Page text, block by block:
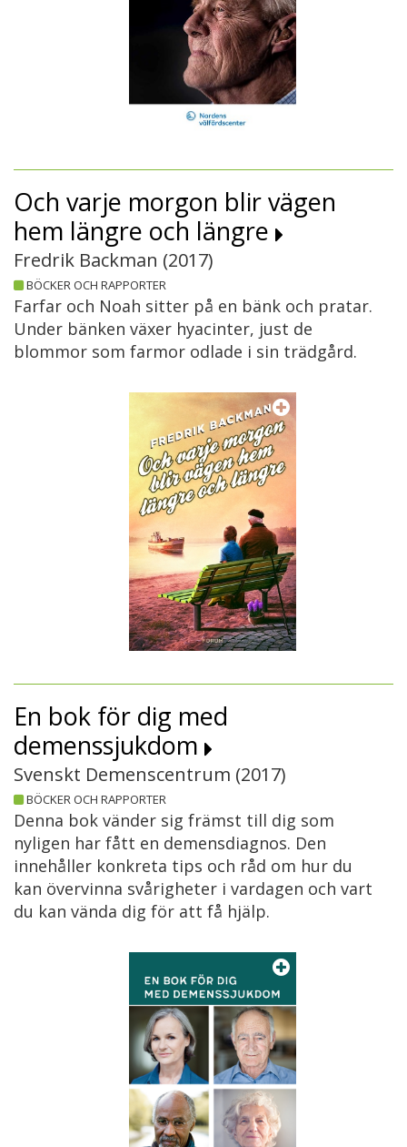
Och varje morgon blir vägen
hem längre och längre
Fredrik Backman (2017)
BÖCKER OCH RAPPORTER
Farfar och Noah sitter på en bänk och pratar.
Under bänken växer hyacinter, just de
blommor som farmor odlade i sin trädgård.
En bok för dig med
demenssjukdom
Svenskt Demenscentrum (2017)
BÖCKER OCH RAPPORTER
Denna bok vänder sig främst till dig som
nyligen har fått en demensdiagnos. Den
innehåller konkreta tips och råd om hur du
kan övervinna svårigheter i vardagen och vart
du kan vända dig för att få hjälp.